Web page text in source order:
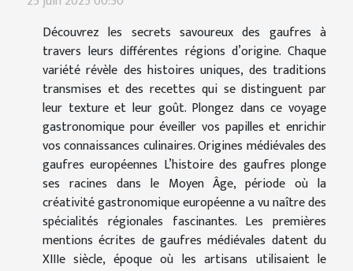
Découvrez les secrets savoureux des gaufres à
travers leurs différentes régions d’origine. Chaque
variété révèle des histoires uniques, des traditions
transmises et des recettes qui se distinguent par
leur texture et leur goût. Plongez dans ce voyage
gastronomique pour éveiller vos papilles et enrichir
vos connaissances culinaires. Origines médiévales des
gaufres européennes L’histoire des gaufres plonge
ses racines dans le Moyen Âge, période où la
créativité gastronomique européenne a vu naître des
spécialités régionales fascinantes. Les premières
mentions écrites de gaufres médiévales datent du
XIIIe siècle, époque où les artisans utilisaient le